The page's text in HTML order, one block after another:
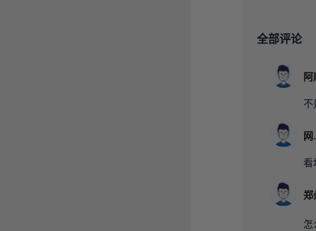
全部评论
怎